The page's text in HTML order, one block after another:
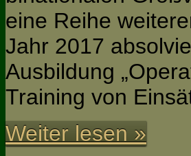
eine Reihe
Jahr 2017
Ausbildung
Training von
Weiter lesen »